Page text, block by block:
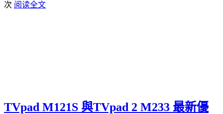
次 阅读全文
TVpad M121S 與TVpad 2 M233 最新優